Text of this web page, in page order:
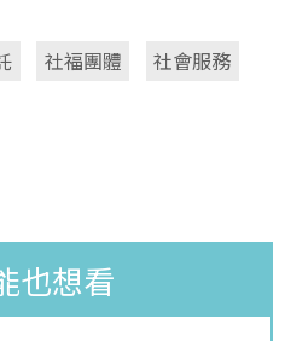
社福團體
社會服務
也想看